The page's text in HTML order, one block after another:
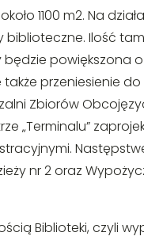
1100 m2. Na
Ilość
powiększona
także przeniesienie
Zbiorów
„Terminalu”
nr 2 oraz
Biblioteki, czyli